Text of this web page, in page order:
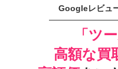
Googleレビュ
「ツ
高額な買